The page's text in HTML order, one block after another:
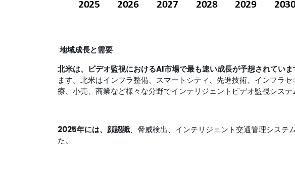
地域成長と需要
北米は、ビデオ監視におけるAI市場で最も速い成長が予想されていま
ます。北米はインフラ整備、スマートシティ、先進技術、インフラ
療、小売、商業など様々な分野でインテリジェントビデオ監視シス
2025年には、顔認識、脅威検出、インテリジェント交通管理システ
た。